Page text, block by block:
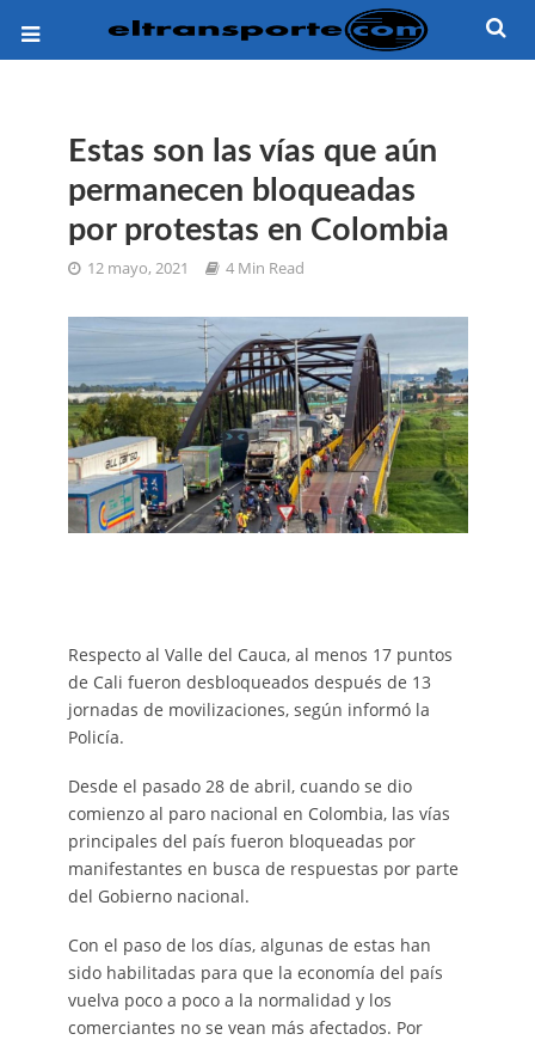
Estas son las vías que aún
permanecen bloqueadas
por protestas en Colombia
12 mayo, 2021 4 Min Read
Respecto al Valle del Cauca, al menos 17 puntos
de Cali fueron desbloqueados después de 13
jornadas de movilizaciones, según informó la
Policía.
Desde el pasado 28 de abril, cuando se dio
comienzo al paro nacional en Colombia, las vías
principales del país fueron bloqueadas por
manifestantes en busca de respuestas por parte
del Gobierno nacional.
Con el paso de los días, algunas de estas han
sido habilitadas para que la economía del país
vuelva poco a poco a la normalidad y los
comerciantes no se vean más afectados. Por